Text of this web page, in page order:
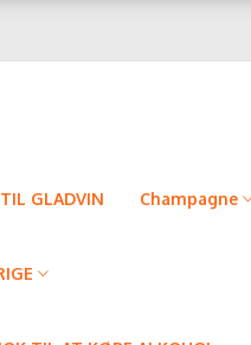
GLADVIN Champagne